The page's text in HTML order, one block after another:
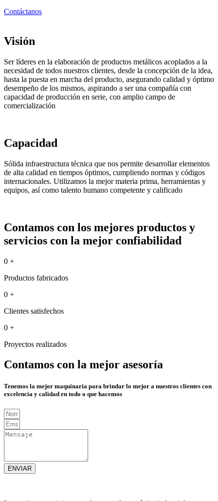
Contáctanos
Visión
Ser líderes en la elaboración de productos metálicos acoplados a la
necesidad de todos nuestros clientes, desde la concepción de la idea,
hasta la puesta en marcha del producto, asegurando calidad y óptimo
desempeño de los mismos, aspirando a ser una compañía con
capacidad de producción en serie, con amplio campo de
comercialización
Capacidad
Sólida infraestructura técnica que nos permite desarrollar elementos
de alta calidad en tiempos óptimos, cumpliendo normas y códigos
internacionales. Utilizamos la mejor materia prima, herramientas y
equipos, así como talento humano competente y calificado
Contamos con los mejores productos y
servicios con la mejor confiabilidad
0 +
Productos fabricados
0 +
Clientes satisfechos
0 +
Proyectos realizados
Contamos con la mejor asesoría
Tenemos la mejor maquinaria para brindar lo mejor a nuestros clientes con
excelencia y calidad en todo o que hacemos
ENVIAR